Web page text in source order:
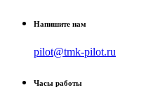
Напишите нам
pilot@tmk-pilot.ru
Часы работы